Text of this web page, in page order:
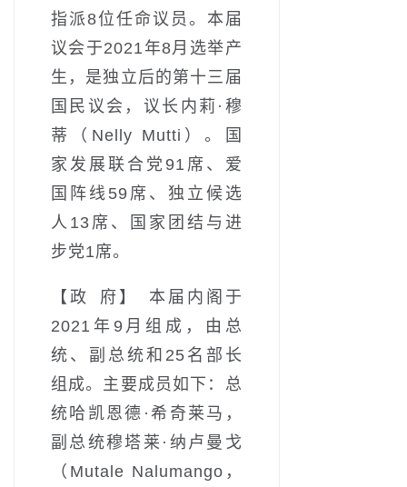
指派8位任命议员。本届
议会于2021年8月选举产
生，是独立后的第十三届
国民议会，议长内莉·穆
蒂（Nelly Mutti）。国
家发展联合党91席、爱
国阵线59席、独立候选
人13席、国家团结与进
步党1席。
【政 府】 本届内阁于
2021年9月组成，由总
统、副总统和25名部长
组成。主要成员如下：总
统哈凯恩德·希奇莱马，
副总统穆塔莱·纳卢曼戈
（Mutale Nalumango，